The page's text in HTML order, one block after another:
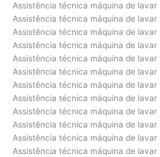
Assistência técnica máquina de lavar
Assistência técnica máquina de lavar
Assistência técnica máquina de lavar
Assistência técnica máquina de lavar
Assistência técnica máquina de lavar
Assistência técnica máquina de lavar
Assistência técnica máquina de lavar
Assistência técnica máquina de lavar
Assistência técnica máquina de lavar
Assistência técnica máquina de lavar
Assistência técnica máquina de lavar
Assistência técnica máquina de lavar